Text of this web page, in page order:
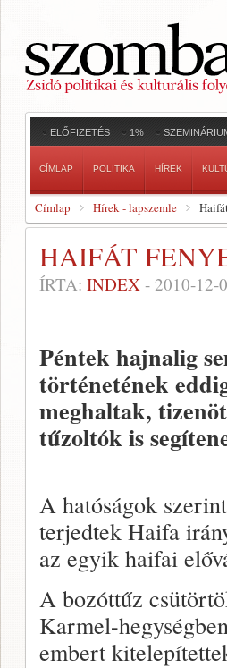
ELŐFIZETÉS 1%
CÍMLAP POLITIKA HÍREK
Címlap Hírek - lapszemle
HAIFÁT
ÍRTA: INDEX - 2010-12-
Péntek hajnalig
történetének
meghaltak,
tűzoltók is
A hatóságok
terjedtek Haifa
az egyik haifai
A bozóttűz
Karmel-
embert